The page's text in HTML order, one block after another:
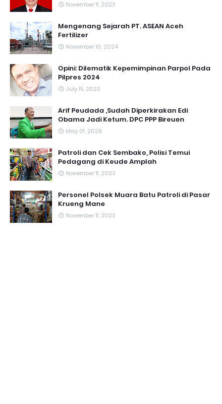
November 11, 2023
Mengenang Sejarah PT. ASEAN Aceh
Fertilizer
November 10, 2024
Opini: Dilematik Kepemimpinan Parpol Pada
Pilpres 2024
July 15, 2023
Arif Peudada ,Sudah Diperkirakan Edi
Obama Jadi Ketum. DPC PPP Bireuen
May 01, 2026
Patroli dan Cek Sembako, Polisi Temui
Pedagang di Keude Amplah
November 11, 2023
Personel Polsek Muara Batu Patroli di Pasar
Krueng Mane
November 11, 2023